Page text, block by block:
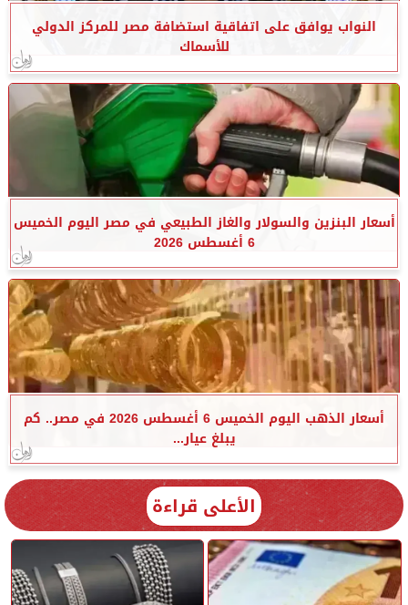
النواب يوافق على اتفاقية استضافة مصر للمركز الدولي
للأسماك
أسعار البنزين والسولار والغاز الطبيعي في مصر اليوم الخميس
6 أغسطس 2026
أسعار الذهب اليوم الخميس 6 أغسطس 2026 في مصر.. كم
يبلغ عيار...
الأعلى قراءة